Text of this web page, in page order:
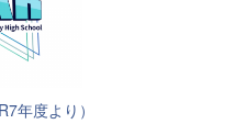
年度より）